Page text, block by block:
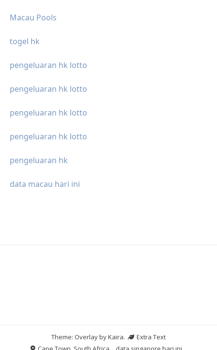
Macau Pools
togel hk
pengeluaran hk lotto
pengeluaran hk lotto
pengeluaran hk lotto
pengeluaran hk lotto
pengeluaran hk
data macau hari ini
Theme: Overlay byKaira.
Extra Text